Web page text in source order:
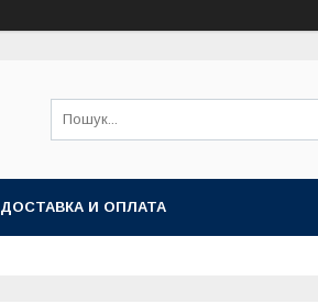
ДОСТАВКА И ОПЛАТА